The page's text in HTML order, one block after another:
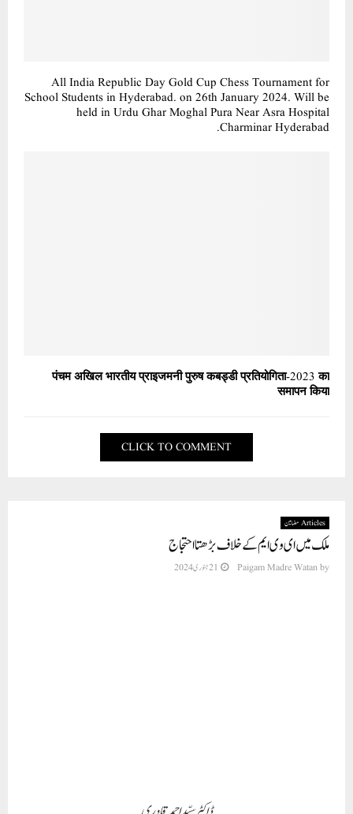
All India Republic Day Gold Cup Chess Tournament for
School Students in Hyderabad. on 26th January 2024. Will be
held in Urdu Ghar Moghal Pura Near Asra Hospital
Charminar Hyderabad.
पंचम अखिल भारतीय प्राइजमनी पुरुष कबड्डी प्रतियोगिता-2023 का
समापन किया
CLICK TO COMMENT
Articles مضامین
ملک میں ای وی ایم کے خلاف بڑھتا احتجاج
by
Paigam Madre Watan 21 جنوری 2024